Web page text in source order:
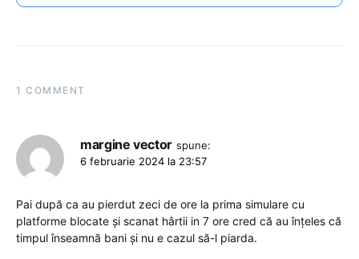
1 COMMENT
margine vector spune:
6 februarie 2024 la 23:57
Pai după ca au pierdut zeci de ore la prima simulare cu
platforme blocate și scanat hârtii in 7 ore cred că au înțeles că
timpul înseamnă bani și nu e cazul să-l piarda.